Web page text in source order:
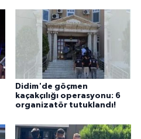
Didim'de göçmen
kaçakçılığı operasyonu: 6
organizatör tutuklandı!